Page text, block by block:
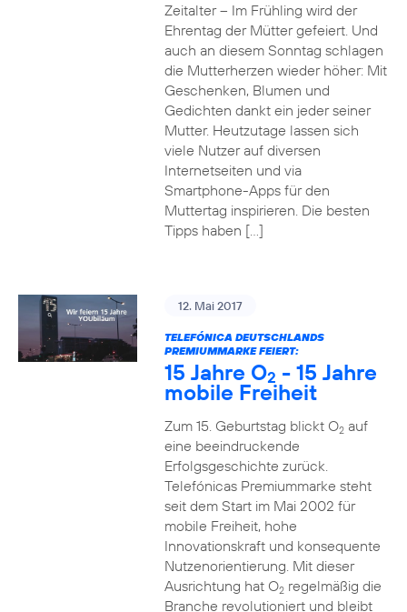
Zeitalter – Im Frühling wird der
Ehrentag der Mütter gefeiert. Und
auch an diesem Sonntag schlagen
die Mutterherzen wieder höher: Mit
Geschenken, Blumen und
Gedichten dankt ein jeder seiner
Mutter. Heutzutage lassen sich
viele Nutzer auf diversen
Internetseiten und via
Smartphone-Apps für den
Muttertag inspirieren. Die besten
Tipps haben […]
12. Mai 2017
TELEFÓNICA DEUTSCHLANDS
PREMIUMMARKE FEIERT:
15 Jahre O2 - 15 Jahre
mobile Freiheit
Zum 15. Geburtstag blickt O2auf
eine beeindruckende
Erfolgsgeschichte zurück.
Telefónicas Premiummarke steht
seit dem Start im Mai 2002 für
mobile Freiheit, hohe
Innovationskraft und konsequente
Nutzenorientierung. Mit dieser
Ausrichtung hat O2regelmäßig die
Branche revolutioniert und bleibt